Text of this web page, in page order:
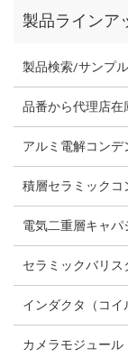
製品ラインア
製品検索/サンプ
品番から代理店在
アルミ電解コンデ
積層セラミックコ
電気二重層キャパ
セラミックバリス
インダクタ（コイ
カメラモジュール